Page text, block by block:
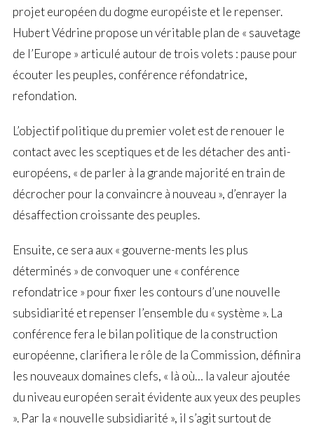
projet européen du dogme européiste et le repenser.
Hubert Védrine propose un véritable plan de « sauvetage
de l’Europe » articulé autour de trois volets : pause pour
écouter les peuples, conférence réfondatrice,
refondation.
L’objectif politique du premier volet est de renouer le
contact avec les sceptiques et de les détacher des anti-
européens, « de parler à la grande majorité en train de
décrocher pour la convaincre à nouveau », d’enrayer la
désaffection croissante des peuples.
Ensuite, ce sera aux « gouverne-ments les plus
déterminés » de convoquer une « conférence
refondatrice » pour fixer les contours d’une nouvelle
subsidiarité et repenser l’ensemble du « système ». La
conférence fera le bilan politique de la construction
européenne, clarifiera le rôle de la Commission, définira
les nouveaux domaines clefs, « là où… la valeur ajoutée
du niveau européen serait évidente aux yeux des peuples
». Par la « nouvelle subsidiarité », il s’agit surtout de